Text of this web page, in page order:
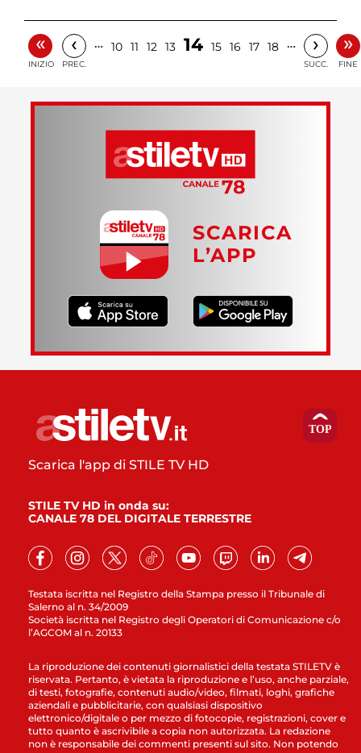
«
INIZIO
‹
PREC.
… 10 11 12 13 14 15 16 17 18 … ›
SUCC.
»
FINE
SCARICA
L’APP
Testata iscritta nel Registro della Stampa presso il Tribunale di
Salerno al n. 34/2009
Società iscritta nel Registro degli Operatori di Comunicazione c/o
l’AGCOM al n. 20133
Scarica l'app di STILE TV HD
STILE TV HD in onda su:
CANALE 78 DEL DIGITALE TERRESTRE
La riproduzione dei contenuti giornalistici della testata STILETV è
riservata. Pertanto, è vietata la riproduzione e l’uso, anche parziale,
di testi, fotografie, contenuti audio/video, filmati, loghi, grafiche
aziendali e pubblicitarie, con qualsiasi dispositivo
elettronico/digitale o per mezzo di fotocopie, registrazioni, cover e
tutto quanto è ascrivibile a copia non autorizzata. La redazione
non è responsabile dei commenti presenti sul sito. Non potendo